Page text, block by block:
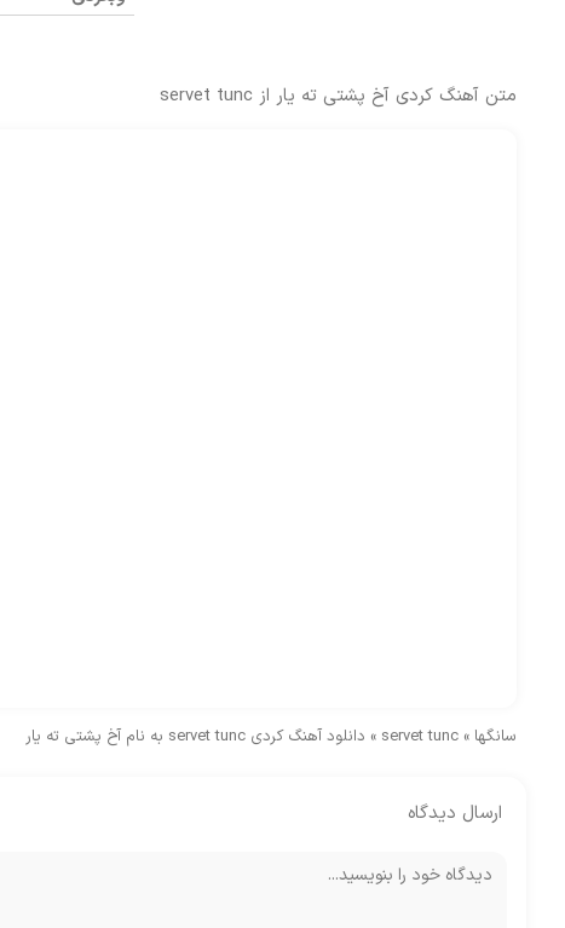
متن آهنگ کردی آخ پشتی ته یار از servet tunc
سانگها »
servet tunc
» دانلود آهنگ کردی servet tunc به نام آخ پشتی ته یار
ارسال دیدگاه